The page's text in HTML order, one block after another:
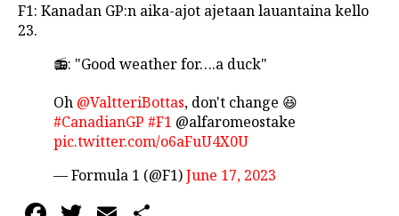
F1: Kanadan GP:n aika-ajot ajetaan lauantaina kello
23.
📻: "Good weather for….a duck"
Oh @ValtteriBottas, don't change 😆
#CanadianGP #F1 @alfaromeostake
pic.twitter.com/o6aFuU4X0U
— Formula 1 (@F1)June 17, 2023